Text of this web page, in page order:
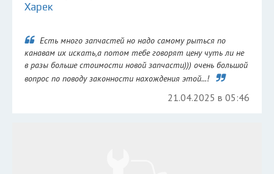
Харек
Есть много запчастей но надо самому рыться по
канавам их искать,а потом тебе говорят цену чуть ли не
в разы больше стоимости новой запчасти))) очень большой
вопрос по поводу законности нахождения этой...!
21.04.2025 в 05:46